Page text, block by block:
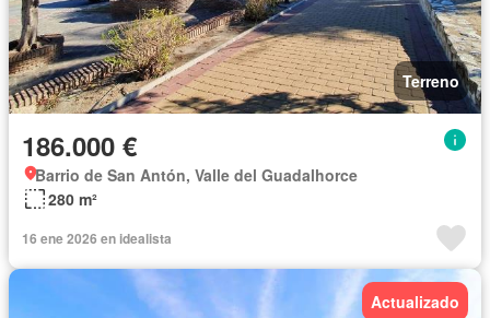
Terreno
186.000 €
Barrio de San Antón, Valle del Guadalhorce
280 m²
16 ene 2026 en idealista
Actualizado